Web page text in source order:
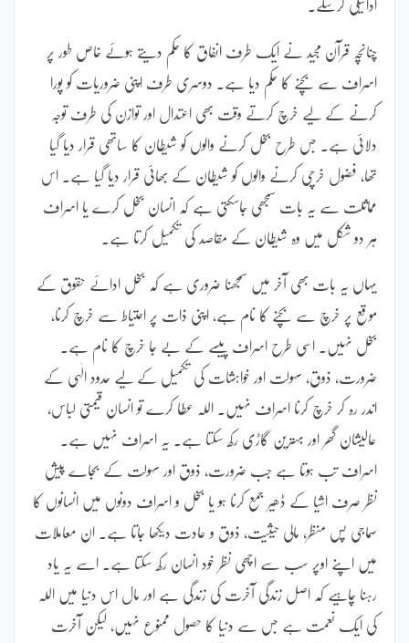
ادائیگی کرسکے۔
چنانچہ قرآن مجید نے ایک طرف انفاق کا حکم دیتے ہوئے خاص طور پر
اسراف سے بچنے کا حکم دیا ہے۔ دوسری طرف اپنی ضروریات کو پورا
کرنے کے لیے خرچ کرتے وقت بھی اعتدال اور توازن کی طرف توجہ
دلائی ہے۔ جس طرح بخل کرنے والوں کو شیطان کا ساتھی قرار دیا گیا
تھا، فضول خرچی کرنے والوں کو شیطان کے بھائی قرار دیا گیا ہے۔ اس
مماثلت سے یہ بات سمجھی جاسکتی ہے کہ انسان بخل کرے یا اسراف
ہر دو شکل میں وہ شیطان کے مقاصد کی تکمیل کرتا ہے۔
یہاں یہ بات بھی آخر میں سمجھنا ضروری ہے کہ بخل ادائے حقوق کے
موقع پر خرچ سے بچنے کا نام ہے، اپنی ذات پر احتیاط سے خرچ کرنا،
بخل نہیں۔ اسی طرح اسراف پیسے کے بے جا خرچ کا نام ہے۔
ضرورت، ذوق، سہولت اور خواہشات کی تکمیل کے لیے حدود الٰہی کے
اندر رہ کر خرچ کرنا اسراف نہیں۔ اللہ عطا کرے تو انسان قیمتی لباس،
عالیشان گھر اور بہترین گاڑی رکھ سکتا ہے۔ یہ اسراف نہیں ہے۔
اسراف تب ہوتا ہے جب ضرورت، ذوق اور سہولت کے بجاے پیش
نظر صرف اشیا کے ڈھیر جمع کرنا ہو یا بخل و اسراف دونوں میں انسانوں کا
سماجی پس منظر، مالی حیثیت، ذوق و عادت دیکھا جاتا ہے۔ ان معاملات
میں اپنے اوپر سب سے اچھی نظر خود انسان رکھ سکتا ہے۔ اسے یہ یاد
رہنا چاہیے کہ اصل زندگی آخرت کی زندگی ہے اور مال اس دنیا میں اللہ
کی ایک نعمت ہے جس سے دنیا کا حصول ممنوع نہیں، لیکن آخرت